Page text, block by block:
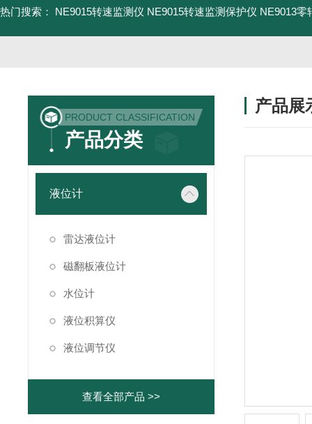
热门搜索： NE9015转速监测仪 NE9015转速监测保护仪 NE9013零
PRODUCT CLASSIFICATION
产品分类
液位计
雷达液位计
磁翻板液位计
水位计
液位积算仪
液位调节仪
查看全部产品 >>
产品展